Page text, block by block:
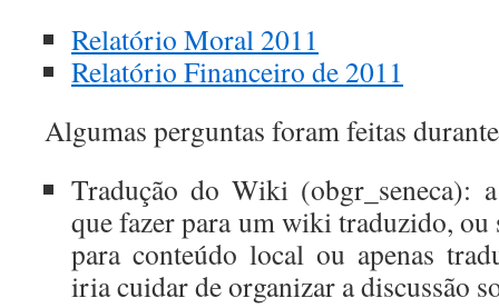
Relatório Moral 2011
Relatório Financeiro de 2011
Algumas perguntas foram feitas
Tradução do Wiki (obgr_seneca):
que fazer para um wiki traduzido, ou
para conteúdo local ou apenas
iria cuidar de organizar a discussão